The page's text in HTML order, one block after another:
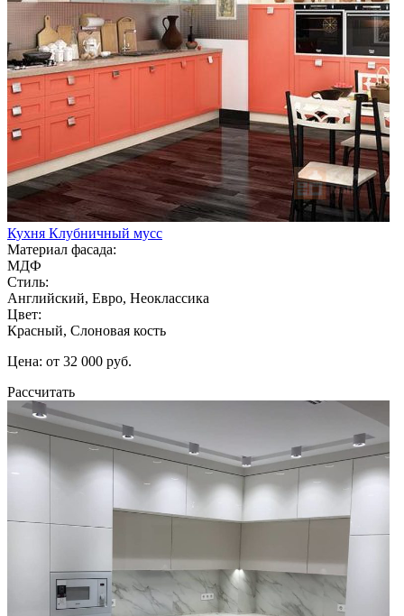
Кухня Клубничный мусс
Материал фасада:
МДФ
Стиль:
Английский, Евро, Неоклассика
Цвет:
Красный, Слоновая кость
Цена: от 32 000 руб.
Рассчитать